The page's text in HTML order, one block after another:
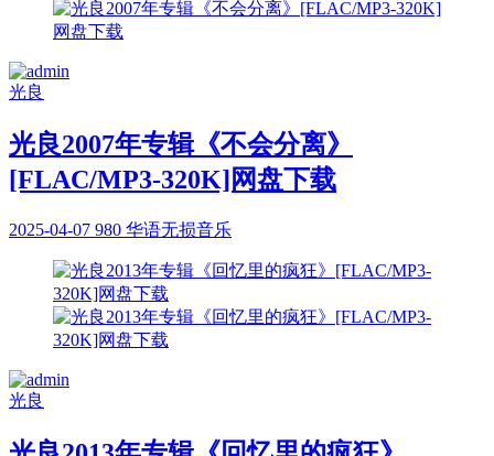
光良
光良2007年专辑《不会分离》
[FLAC/MP3-320K]网盘下载
2025-04-07 980 华语无损音乐
光良